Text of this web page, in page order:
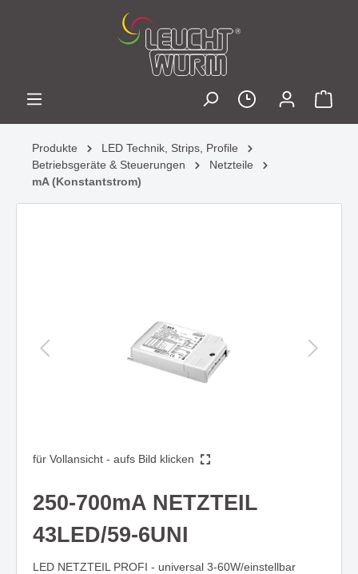
Produkte
LED Technik, Strips, Profile
Betriebsgeräte & Steuerungen
Netzteile
mA (Konstantstrom)
für Vollansicht - aufs Bild klicken
250-700mA NETZTEIL
43LED/59-6UNI
LED NETZTEIL PROFI - universal 3-60W/einstellbar